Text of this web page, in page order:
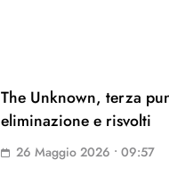
The Unknown, terza
eliminazione e risvolti
26 Maggio 2026 • 09:57